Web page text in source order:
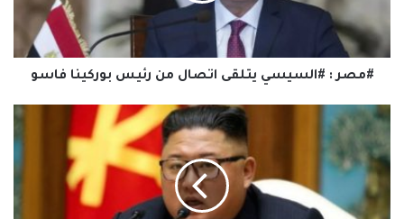
بوركينا
فاسو
#مصر : #السيسي يتلقى اتصال من رئيس بوركينا فاسو
الزعيم
الكوري
#كيم_جونغ_أون
سننتقم
بشكل